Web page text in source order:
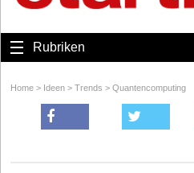
Rubriken
Home > Ideen > Trends > Quantencomputing